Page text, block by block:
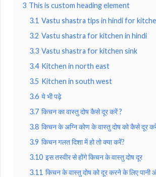
3 This is custom heading element
3.1 Vastu shastra tips in hindi for
3.2 Vastu shastra for kitchen in hindi
3.3 Vastu shastra for kitchen sink
3.4 Kitchen in north east
3.5 Kitchen in south west
3.6 ये भी पढ़े
3.7 किचन का वास्तु दोष कैसे दूर करें ?
3.8 किचन के अग्नि कोण के वास्तु दोष को कैसे दूर
3.9 किचन गलत दिशा में हो तो क्या करें?
3.10 इस तस्वीर से होंगे किचन के वास्तु दोष दूर
3.11 किचन के वास्तु दोष को दूर करने के लिए पानी